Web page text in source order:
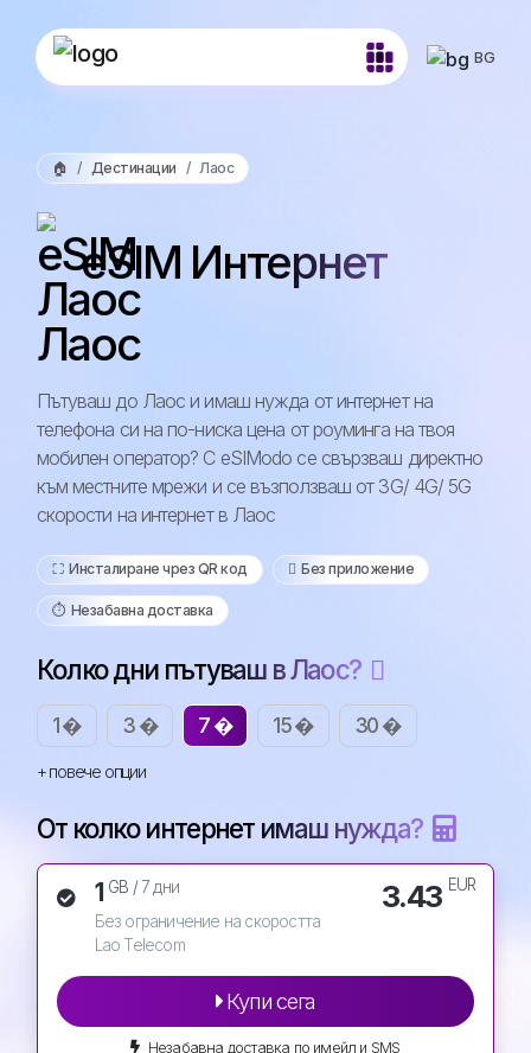
BG
🏠 Дестинации Лаос
eSIM Интернет
Лаос
Пътуваш до Лаос и имаш нужда от интернет на
телефона си на по-ниска цена от роуминга на твоя
мобилен оператор? С eSIModo се свързваш директно
към местните мрежи и се възползваш от 3G/ 4G/ 5G
скорости на интернет в Лаос
⛶️️ Инсталиране чрез QR код ️ Без приложение
⏱️️ Незабавна доставка
Колко дни пътуваш в Лаос?
1 � 3 � 7 � 15 � 30 �
+ повече опции
От колко интернет имаш нужда?
1 GB /7 дни
Без ограничение на скоростта
Lao Telecom
3.43 EUR
Купи сега
Незабавна доставка по имейл и SMS